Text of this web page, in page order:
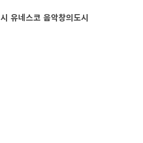
유네스코 음악창의도시